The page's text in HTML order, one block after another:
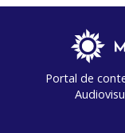
Portal de